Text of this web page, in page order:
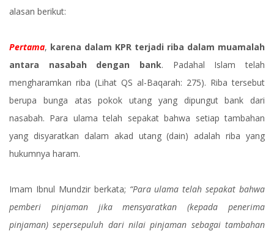
alasan berikut:
Pertama, karena dalam KPR terjadi riba dalam muamalah
antara nasabah dengan bank. Padahal Islam telah
mengharamkan riba (Lihat QS al-Baqarah: 275). Riba tersebut
berupa bunga atas pokok utang yang dipungut bank dari
nasabah. Para ulama telah sepakat bahwa setiap tambahan
yang disyaratkan dalam akad utang (dain) adalah riba yang
hukumnya haram.
Imam Ibnul Mundzir berkata; “Para ulama telah sepakat bahwa
pemberi pinjaman jika mensyaratkan (kepada penerima
pinjaman) sepersepuluh dari nilai pinjaman sebagai tambahan